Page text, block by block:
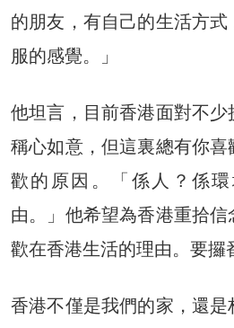
的朋友，有自己的生活方
服的感覺。」
他坦言，目前香港面對不
稱心如意，但這裏總有你
歡的原因。「係人？係
由。」他希望為香港重拾
歡在香港生活的理由。要攞
香港不僅是我們的家，還